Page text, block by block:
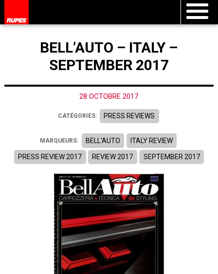
BELL’AUTO – ITALY –
SEPTEMBER 2017
28 OCTOBRE 2017
CATÉGORIES: PRESS REVIEWS
MARQUEURS: BELL'AUTO ITALY REVIEW
PRESS REVIEW 2017 REVIEW 2017 SEPTEMBER 2017